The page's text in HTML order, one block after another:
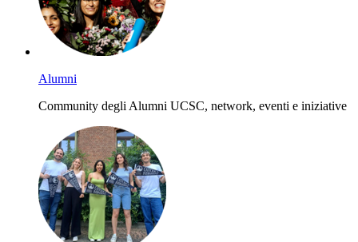
Alumni
Community degli Alumni UCSC, network, eventi e iniziative